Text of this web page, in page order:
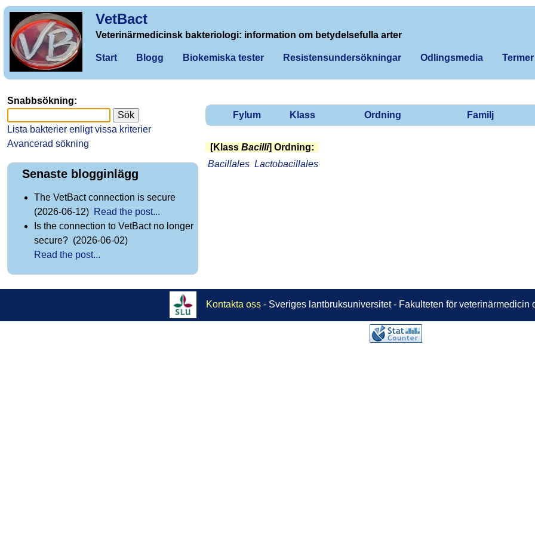
VetBact
Veterinärmedicinsk bakteriologi: information om betydelsefulla arter
Start Blogg Biokemiska tester Resistensundersökningar Odlingsmedia Termer
Fylum Klass Ordning Familj
[Klass Bacilli] Ordning:
Bacillales Lactobacillales
Snabbsökning:
Lista bakterier enligt vissa kriterier
Avancerad sökning
Senaste blogginlägg
The VetBact connection is secure
(2026-06-12) Read the post...
Is the connection to VetBact no longer
secure? (2026-06-02)
Read the post...
Kontakta oss- Sveriges lantbruksuniversitet - Fakulteten för veterinärmedicin